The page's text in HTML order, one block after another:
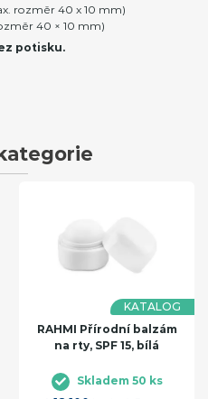
rozměr 40 x 10 mm)
40 × 10 mm)
potisku.
KATALOG
RAHMI Přírodní balzám
na rty, SPF 15, bílá
Skladem 50 ks